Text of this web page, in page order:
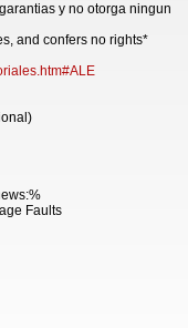
y no otorga ningun
and confers no rights*
Faults